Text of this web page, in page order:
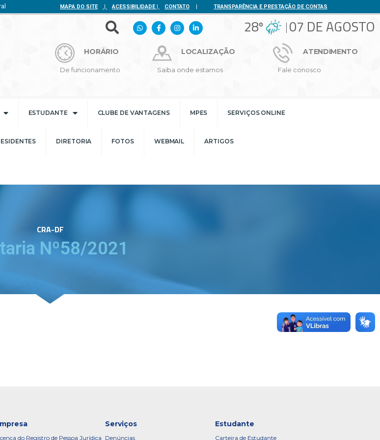
MAPA DO SITE | ACESSIBILIDADE| CONTATO | TRANSPARÊNCIA E PRESTAÇÃO DE CONTAS
28º 07 DE AGOSTO
HORÁRIO
De funcionamento
LOCALIZAÇÃO
Saiba onde estamos
ATENDIMENTO
Fale conosco
ESTUDANTE CLUBE DE VANTAGENS MPES SERVIÇOS ONLINE
DIRETORIA FOTOS WEBMAIL ARTIGOS
CRA-DF
Nº58/2021
do Registro de Pessoa Jurídica
Serviços
Denúncias
Estudante
Carteira de Estudante